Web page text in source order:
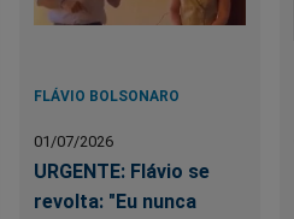
FLÁVIO BOLSONARO
01/07/2026
URGENTE: Flávio se
revolta: "Eu nunca